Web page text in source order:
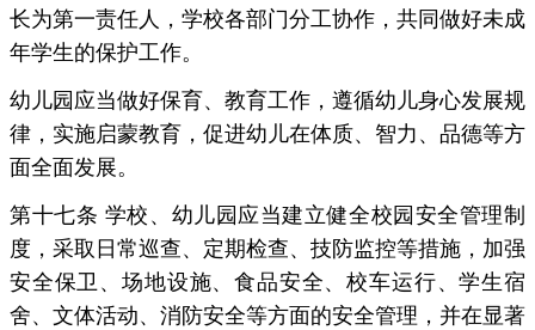
长为第一责任人，学校各部门分工协作，共同做好未成
年学生的保护工作。
幼儿园应当做好保育、教育工作，遵循幼儿身心发展规
律，实施启蒙教育，促进幼儿在体质、智力、品德等方
面全面发展。
第十七条 学校、幼儿园应当建立健全校园安全管理制
度，采取日常巡查、定期检查、技防监控等措施，加强
安全保卫、场地设施、食品安全、校车运行、学生宿
舍、文体活动、消防安全等方面的安全管理，并在显著